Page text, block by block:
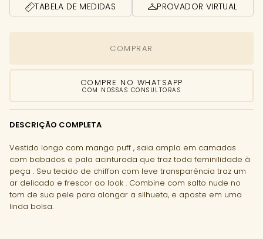
TABELA DE MEDIDAS PROVADOR VIRTUAL
COMPRAR
COMPRE NO WHATSAPP
COM NOSSAS CONSULTORAS
DESCRIÇÃO COMPLETA
Vestido longo com manga puff , saia ampla em camadas
com babados e pala acinturada que traz toda feminilidade à
peça . Seu tecido de chiffon com leve transparência traz um
ar delicado e frescor ao look . Combine com salto nude no
tom de sua pele para alongar a silhueta, e aposte em uma
linda bolsa.